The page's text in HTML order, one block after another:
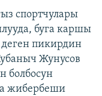
спортчулары
буга каршы
пикирдин
Жунусов
болбосун
жибербеши